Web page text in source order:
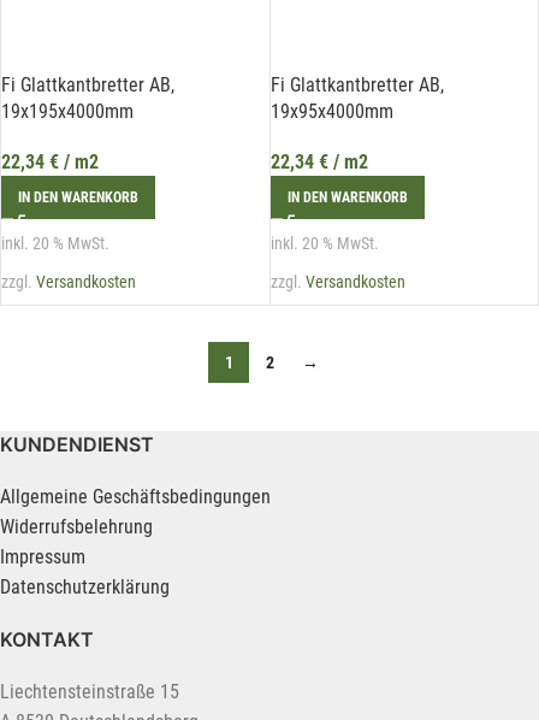
Fi Glattkantbretter AB,
19x195x4000mm
22,34 € / m2
IN DEN WARENKORB
inkl. 20 % MwSt.
zzgl. Versandkosten
Fi Glattkantbretter AB,
19x95x4000mm
22,34 €/ m2
IN DEN WARENKORB
inkl. 20 % MwSt.
zzgl. Versandkosten
1 2 →
KUNDENDIENST
Allgemeine Geschäftsbedingungen
Widerrufsbelehrung
Impressum
Datenschutzerklärung
KONTAKT
Liechtensteinstraße 15